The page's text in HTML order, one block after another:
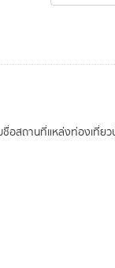
อสถานที่แหล่งท่องเที่ยว